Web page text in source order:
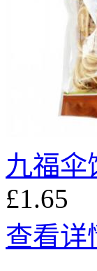
九福伞
£1.65
查看详